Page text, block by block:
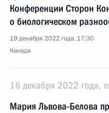
Конференции Сторон
о биологическом
19 декабря 2022 года, 17:30
Канада
16 декабря 2022 года,
Мария Львова-Белова